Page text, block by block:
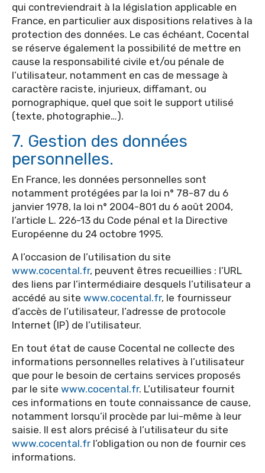
qui contreviendrait à la législation applicable en
France, en particulier aux dispositions relatives à la
protection des données. Le cas échéant, Cocental
se réserve également la possibilité de mettre en
cause la responsabilité civile et/ou pénale de
l’utilisateur, notamment en cas de message à
caractère raciste, injurieux, diffamant, ou
pornographique, quel que soit le support utilisé
(texte, photographie…).
7. Gestion des données
personnelles.
En France, les données personnelles sont
notamment protégées par la loi n° 78-87 du 6
janvier 1978, la loi n° 2004-801 du 6 août 2004,
l’article L. 226-13 du Code pénal et la Directive
Européenne du 24 octobre 1995.
A l’occasion de l’utilisation du site
www.cocental.fr, peuvent êtres recueillies : l’URL
des liens par l’intermédiaire desquels l’utilisateur a
accédé au site www.cocental.fr, le fournisseur
d’accès de l’utilisateur, l’adresse de protocole
Internet (IP) de l’utilisateur.
En tout état de cause Cocental ne collecte des
informations personnelles relatives à l’utilisateur
que pour le besoin de certains services proposés
par le site www.cocental.fr. L’utilisateur fournit
ces informations en toute connaissance de cause,
notamment lorsqu’il procède par lui-même à leur
saisie. Il est alors précisé à l’utilisateur du site
www.cocental.fr l’obligation ou non de fournir ces
informations.